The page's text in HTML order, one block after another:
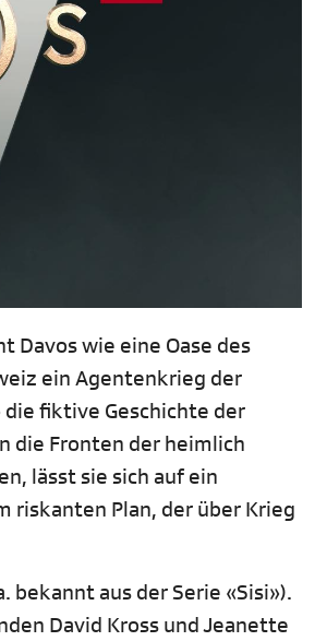
Davos wie eine Oase des
ein Agentenkrieg der
fiktive Geschichte der
die Fronten der heimlich
lässt sie sich auf ein
riskanten Plan, der über Krieg
aus der Serie «Sisi»).
David Kross und Jeanette